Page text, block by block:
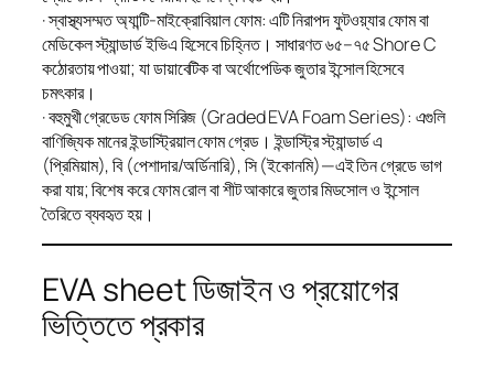
· স্বাস্থ্যসম্মত অ্যান্টি-মাইক্রোবিয়াল ফোম: এটি নিরাপদ ফুটওয়্যার ফোম বা
মেডিকেল স্ট্যান্ডার্ড ইভিএ হিসেবে চিহ্নিত। সাধারণত ৬৫–৭৫ Shore C
কঠোরতায় পাওয়া; যা ডায়াবেটিক বা অর্থোপেডিক জুতার ইন্সোল হিসেবে
চমৎকার।
· বহুমুখী গ্রেডেড ফোম সিরিজ (Graded EVA Foam Series): এগুলি
বাণিজ্যিক মানের ইন্ডাস্ট্রিয়াল ফোম গ্রেড। ইন্ডাস্ট্রি স্ট্যান্ডার্ড এ
(প্রিমিয়াম), বি (পেশাদার/অর্ডিনারি), সি (ইকোনমি)—এই তিন গ্রেডে ভাগ
করা যায়; বিশেষ করে ফোম রোল বা শীট আকারে জুতার মিডসোল ও ইন্সোল
তৈরিতে ব্যবহৃত হয়।
EVA sheet ডিজাইন ও প্রয়োগের
ভিত্তিতে প্রকার